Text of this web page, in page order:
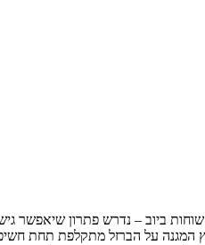
ביוב – נדרש פתרון
על הברזל מתקלפת תחת חשיפה